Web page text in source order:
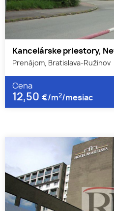
Kancelárske priestory,
Prenájom, Bratislava-Ružinov
Cena
12,50 €/m2/mesiac